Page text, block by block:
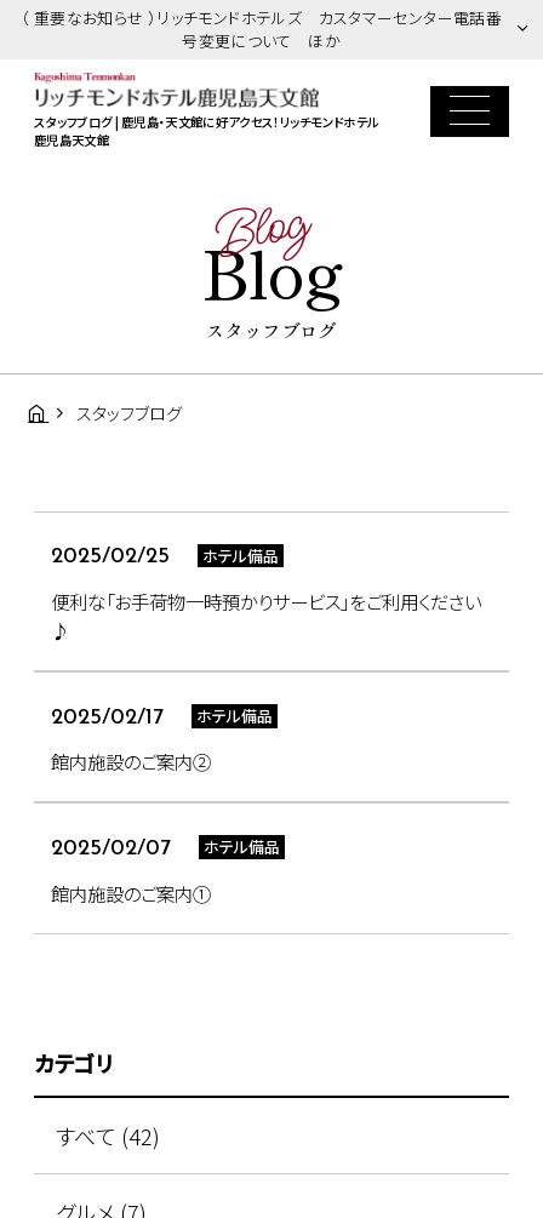
（ 重要なお知らせ ）リッチモンドホテルズ カスタマーセンター電話番
号変更について ほか
スタッフブログ | 鹿児島・天文館に好アクセス！リッチモンドホテル
鹿児島天文館
Blog
Blog
スタッフブログ
スタッフブログ
2025/02/25 ホテル備品
便利な「お手荷物一時預かりサービス」をご利用ください
♪
2025/02/17 ホテル備品
館内施設のご案内②
2025/02/07 ホテル備品
館内施設のご案内①
カテゴリ
すべて (42)